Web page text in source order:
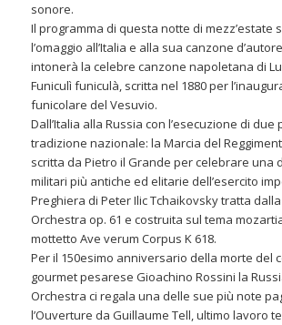
sonore.
Il programma di questa notte di mezz’estate
l’omaggio all’Italia e alla sua canzone
intonerà la celebre canzone napoletana di
Funiculì funiculà, scritta nel 1880 per
funicolare del Vesuvio.
Dall’Italia alla Russia con l’esecuzione di
tradizione nazionale: la Marcia del
scritta da Pietro il Grande per celebrare una
militari più antiche ed elitarie dell’esercito
Preghiera di Peter Ilic Tchaikovsky tratta
Orchestra op. 61 e costruita sul tema
mottetto Ave verum Corpus K 618.
Per il 150esimo anniversario della morte del
gourmet pesarese Gioachino Rossini la
Orchestra ci regala una delle sue più note
l’Ouverture da Guillaume Tell, ultimo lavoro